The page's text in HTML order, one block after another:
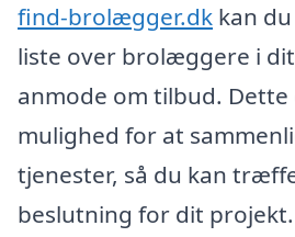
find-brolægger.dk kan
liste over brolæggere i
anmode om tilbud. Dette
mulighed for at
tjenester, så du kan
beslutning for dit projekt.